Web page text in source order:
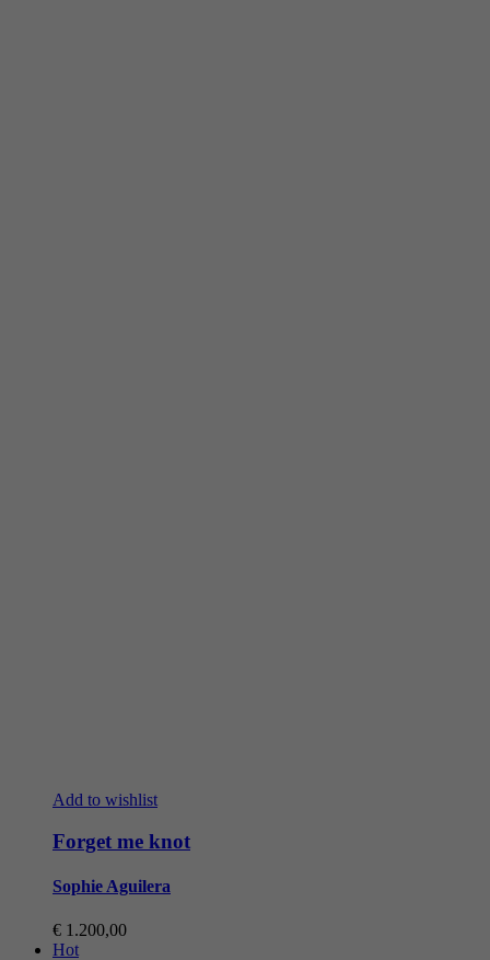
Add to wishlist
Forget me knot
Sophie Aguilera
€ 1.200,00
Hot